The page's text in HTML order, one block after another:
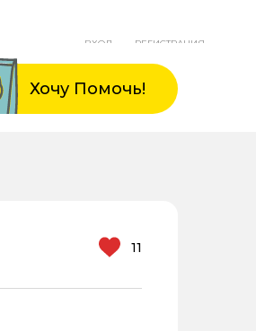
ВХОД РЕГИСТРАЦИЯ
Хочу Помочь!
11